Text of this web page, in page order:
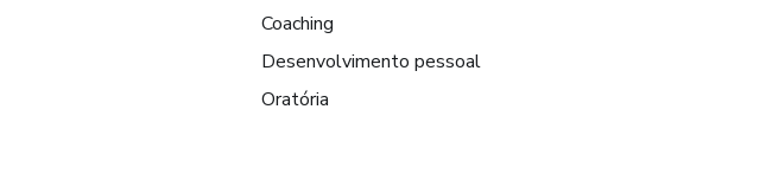
Coaching
Desenvolvimento pessoal
Oratória